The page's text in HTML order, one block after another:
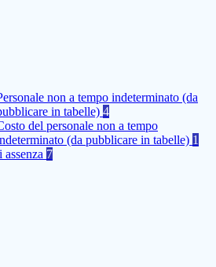
non a tempo indeterminato (da
in tabelle) 4
del personale non a tempo
(da pubblicare in tabelle) 1
assenza 7